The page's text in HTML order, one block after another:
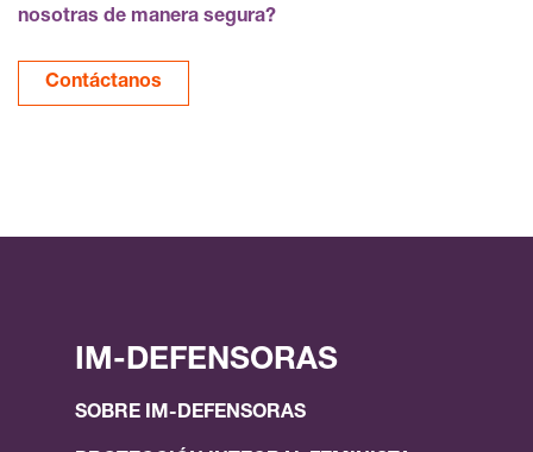
nosotras de manera segura?
Contáctanos
IM-DEFENSORAS
SOBRE IM-DEFENSORAS